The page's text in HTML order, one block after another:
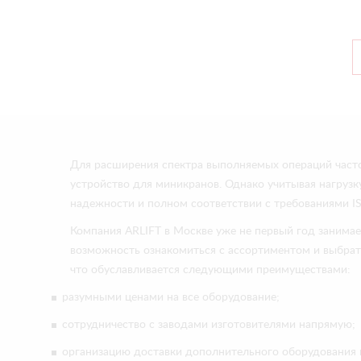
Для расширения спектра выполняемых операций
устройство для миникранов. Однако учитывая
надежности и полном соответствии с требованиями
Компания ARLIFT в Москве уже не первый год
возможность ознакомиться с ассортиментом и
что обуславливается следующими преимуществами:
разумными ценами на все оборудование;
сотрудничество с заводами изготовителями напрямую;
организацию доставки дополнительного оборудования